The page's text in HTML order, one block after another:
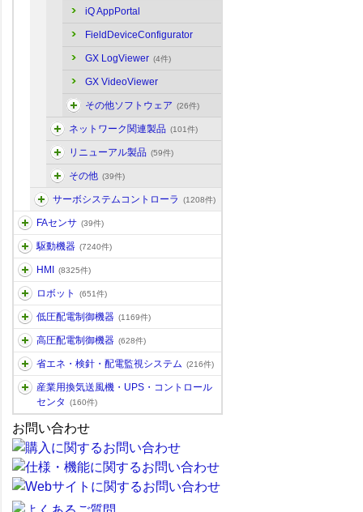
iQ AppPortal
FieldDeviceConfigurator
GX LogViewer (4件)
GX VideoViewer
その他ソフトウェア (26件)
ネットワーク関連製品 (101件)
リニューアル製品 (59件)
その他 (39件)
サーボシステムコントローラ (1208件)
FAセンサ (39件)
駆動機器 (7240件)
HMI (8325件)
ロボット (651件)
低圧配電制御機器 (1169件)
高圧配電制御機器 (628件)
省エネ・検針・配電監視システム (216件)
産業用換気送風機・UPS・コントロール
センタ
(160件)
お問い合わせ